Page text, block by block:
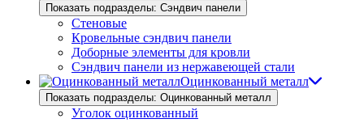
Показать подразделы: Сэндвич панели
Стеновые
Кровельные сэндвич панели
Доборные элементы для кровли
Сэндвич панели из нержавеющей стали
Оцинкованный металл
Показать подразделы: Оцинкованный металл
Уголок оцинкованный